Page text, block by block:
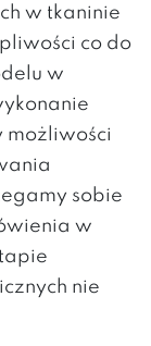
w tkaninie
co do
w
możliwości
sobie
w
nie